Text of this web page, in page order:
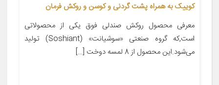
کوییک به همراه پشت گردنی و کوسن و روکش فرمان
معرفی محصول روکش صندلی فوق یکی از محصولاتی
است,که گروه صنعتی «سوشیانت» (Soshiant) تولید
می‌شود.این محصول از 8 لمسه دوخت […]